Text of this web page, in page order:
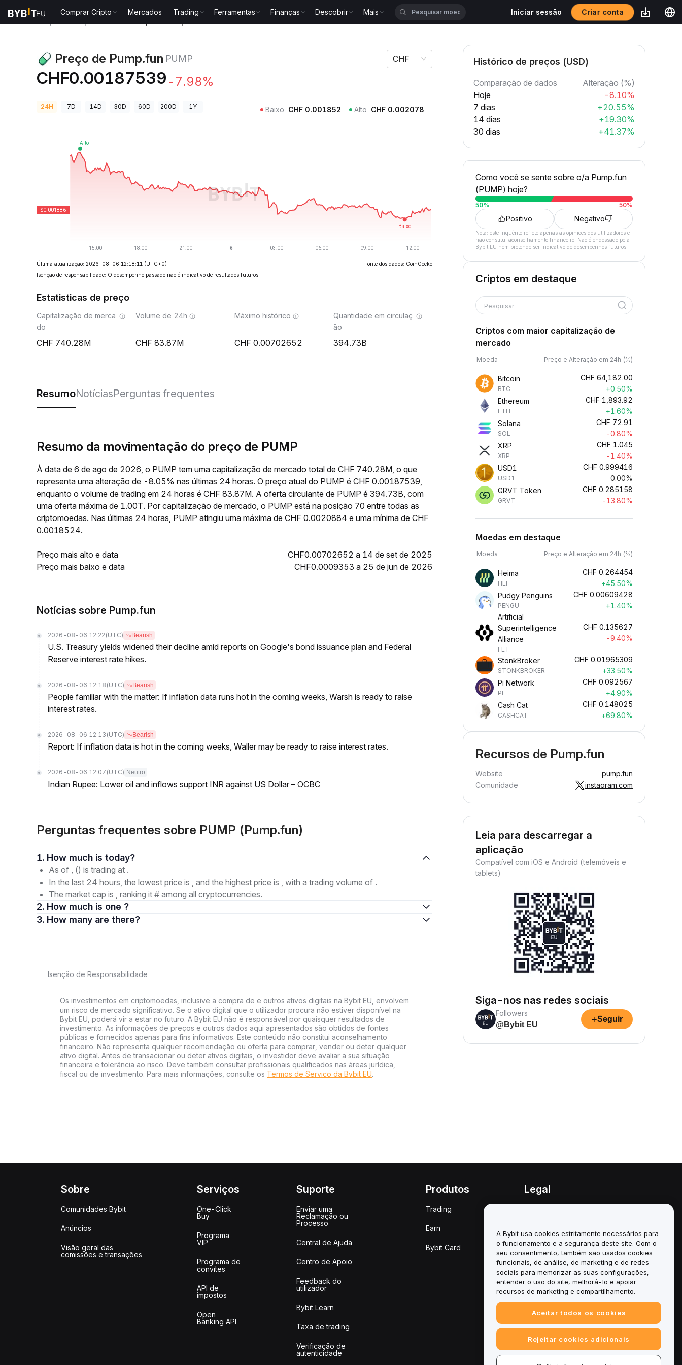
Comprar Cripto Mercados Trading Ferramentas Finanças Descobrir Mais Iniciar sessão Criar conta
Preço de Pump.fun PUMP
CHF0.00187539 -7.98%
CHF
24H 7D 14D 30D 60D 200D 1Y Baixo CHF 0.001852 Alto CHF 0.002078
Última atualização: 2026-08-06 12:18:11 (UTC+0)
Fonte dos dados: CoinGecko
Isenção de responsabilidade: O desempenho passado não é indicativo de resultados futuros.
Estatisticas de preço
Capitalização de merca
do
740.28M
Volume de 24h
83.87M
Máximo histórico
0.00702652
Quantidade em circulaç
ão
394.73B
ResumoNotíciasPerguntas frequentes
Resumo da movimentação do preço de PUMP
À data de 6 de ago de 2026, o PUMP tem uma capitalização de mercado total de CHF 740.28M, o que
representa uma alteração de -8.05% nas últimas 24 horas. O preço atual do PUMP é CHF 0.00187539,
enquanto o volume de trading em 24 horas é CHF 83.87M. A oferta circulante de PUMP é 394.73B, com
uma oferta máxima de 1.00T. Por capitalização de mercado, o PUMP está na posição 70 entre todas as
criptomoedas. Nas últimas 24 horas, PUMP atingiu uma máxima de CHF 0.0020884 e uma mínima de CHF
0.0018524.
Preço mais alto e data
CHF0.00702652 a 14 de set de 2025
Preço mais baixo e data
CHF0.0009353 a 25 de jun de 2026
Notícias sobre Pump.fun
2026-08-06 12:22 (UTC) Bearish
U.S. Treasury yields widened their decline amid reports on Google's bond issuance plan and Federal
Reserve interest rate hikes.
2026-08-06 12:18 (UTC) Bearish
People familiar with the matter: If inflation data runs hot in the coming weeks, Warsh is ready to raise
interest rates.
2026-08-06 12:13 (UTC) Bearish
Report: If inflation data is hot in the coming weeks, Waller may be ready to raise interest rates.
2026-08-06 12:07 (UTC) Neutro
Indian Rupee: Lower oil and inflows support INR against US Dollar – OCBC
Perguntas frequentes sobre PUMP (Pump.fun)
1. How much is today?
As of , () is trading at .
In the last 24 hours, the lowest price is , and the highest price is , with a trading volume of .
The market cap is , ranking it # among all cryptocurrencies.
2. How much is one ?
3. How many are there?
Isenção de Responsabilidade
Os investimentos em criptomoedas, inclusive a compra de e outros ativos digitais na Bybit EU, envolvem
um risco de mercado significativo. Se o ativo digital que o utilizador procura não estiver disponível na
Bybit EU, poderá vir a estar no futuro. A Bybit EU não é responsável por quaisquer resultados de
investimento. As informações de preços e outros dados aqui apresentados são obtidos de fontes
públicas e fornecidos apenas para fins informativos. Este conteúdo não constitui aconselhamento
financeiro. Não representa qualquer recomendação ou oferta para comprar, vender ou deter qualquer
ativo digital. Antes de transacionar ou deter ativos digitais, o investidor deve avaliar a sua situação
financeira e tolerância ao risco. Deve também consultar profissionais qualificados nas áreas jurídica,
fiscal ou de investimento. Para mais informações, consulte os Termos de Serviço da Bybit EU.
Histórico de preços (USD)
Comparação de dados
Alteração (%)
Hoje
-8.10%
7 dias
+20.55%
14 dias
+19.30%
30 dias
+41.37%
Como você se sente sobre o/a Pump.fun
(PUMP) hoje?
50% 50%
Positivo Negativo
Nota: este inquérito reflete apenas as opiniões dos utilizadores e
não constitui aconselhamento financeiro. Não é endossado pela
Bybit EU nem pretende ser indicativo de desempenhos futuros.
Criptos em destaque
Pesquisar
Criptos com maior capitalização de
mercado
Moeda Preço e Alteração em 24h (%)
Bitcoin
BTC
CHF 64,182.00
+0.50%
Ethereum
ETH
CHF 1,893.92
+1.60%
Solana
SOL
CHF 72.91
-0.80%
XRP
XRP
CHF 1.045
-1.40%
USD1
USD1
CHF 0.999416
0.00%
GRVT Token
GRVT
CHF 0.285158
-13.80%
Moedas em destaque
Moeda Preço e Alteração em 24h (%)
Heima
HEI
CHF 0.264454
+45.50%
Pudgy Penguins
PENGU
CHF 0.00609428
+1.40%
Artificial
Superintelligence
Alliance
FET
CHF 0.135627
-9.40%
StonkBroker
STONKBROKER
CHF 0.01965309
+33.50%
Pi Network
PI
CHF 0.092567
+4.90%
Cash Cat
CASHCAT
CHF 0.148025
+69.80%
Recursos de Pump.fun
Website
pump.fun
Comunidade
instagram.com
Leia para descarregar a
aplicação
Compatível com iOS e Android (telemóveis e
tablets)
Siga-nos nas redes sociais
Followers
@Bybit EU
+Seguir
Sobre
Comunidades Bybit
Anúncios
Visão geral das
comissões e transações
Serviços
One-Click
Buy
Programa
VIP
Programa de
convites
API de
impostos
Open
Banking API
Suporte
Enviar uma
Reclamação ou
Processo
Central de Ajuda
Centro de Apoio
Feedback do
utilizador
Bybit Learn
Taxa de trading
Verificação de
autenticidade
Produtos
Trading
Earn
Bybit Card
Legal
Resumo da Política de
Custódia e Administração
Informação ESG
White Papers de
criptoativos
A Bybit usa cookies estritamente necessários para
o funcionamento e a segurança deste site. Com o
seu consentimento, também são usados cookies
funcionais, de análise, de marketing e de redes
sociais para memorizar as suas configurações,
entender o uso do site, melhorá-lo e apoiar
recursos de marketing e compartilhamento.
Aceitar todos os cookies
Rejeitar cookies adicionais